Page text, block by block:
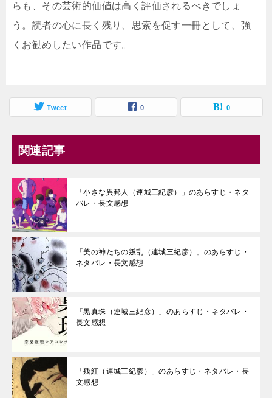
らも、その芸術的価値は高く評価されるべきでしょ
う。読者の心に長く残り、思索を促す一冊として、強
くお勧めしたい作品です。
Tweet 0 0
関連記事
「小さな異邦人（連城三紀彦）」のあらすじ・ネタ
バレ・長文感想
「美の神たちの叛乱（連城三紀彦）」のあらすじ・
ネタバレ・長文感想
「黒真珠（連城三紀彦）」のあらすじ・ネタバレ・
長文感想
「残紅（連城三紀彦）」のあらすじ・ネタバレ・長
文感想